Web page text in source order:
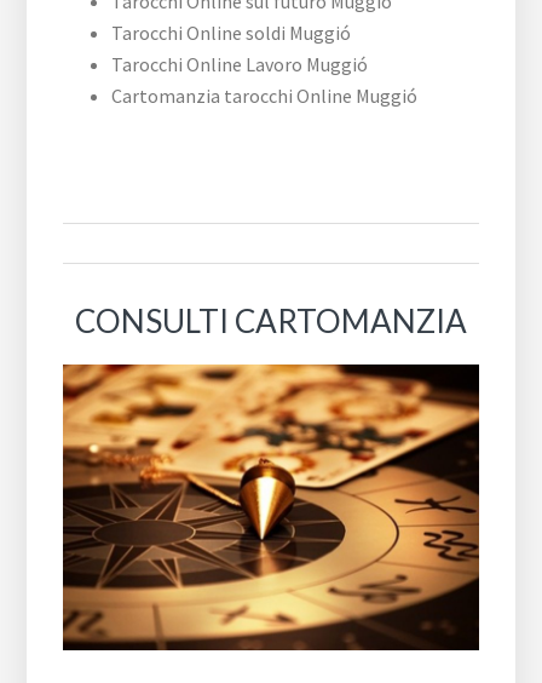
Tarocchi Online soldi Muggió
Tarocchi Online Lavoro Muggió
Cartomanzia tarocchi Online Muggió
CONSULTI CARTOMANZIA